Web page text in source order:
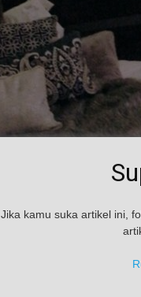
Jika kamu suka artikel ini,